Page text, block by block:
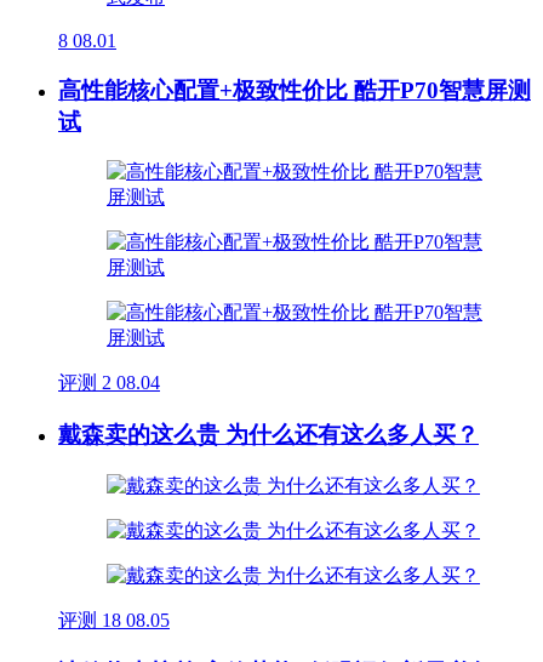
8 08.01
高性能核心配置+极致性价比 酷开P70智慧屏测
试
评测 2 08.04
戴森卖的这么贵 为什么还有这么多人买？
评测 18 08.05